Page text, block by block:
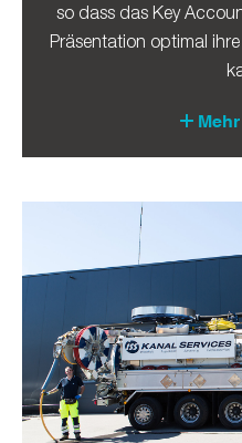
so dass das Key
Präsentation optimal